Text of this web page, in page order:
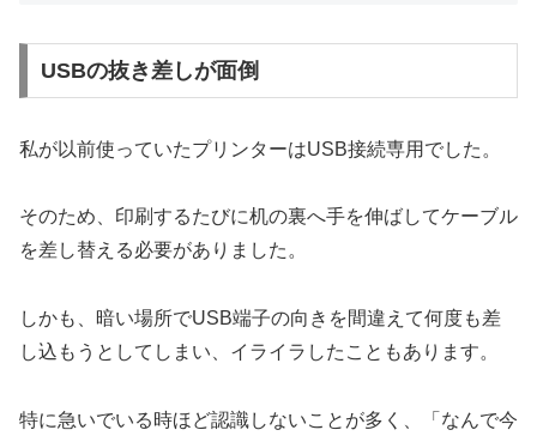
USBの抜き差しが面倒
私が以前使っていたプリンターはUSB接続専用でした。
そのため、印刷するたびに机の裏へ手を伸ばしてケーブル
を差し替える必要がありました。
しかも、暗い場所でUSB端子の向きを間違えて何度も差
し込もうとしてしまい、イライラしたこともあります。
特に急いでいる時ほど認識しないことが多く、「なんで今